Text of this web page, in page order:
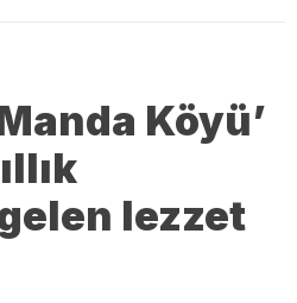
Köyü’
lezzet